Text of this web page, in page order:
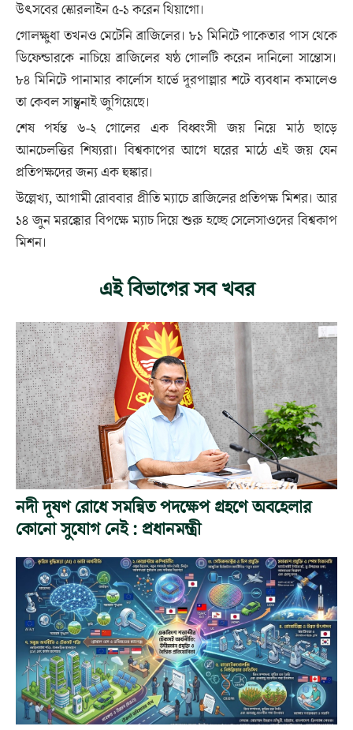
উৎসবের স্কোরলাইন ৫-১ করেন থিয়াগো।
গোলক্ষুধা তখনও মেটেনি ব্রাজিলের। ৮১ মিনিটে পাকেতার পাস থেকে
ডিফেন্ডারকে নাচিয়ে ব্রাজিলের ষষ্ঠ গোলটি করেন দানিলো সান্তোস।
৮৪ মিনিটে পানামার কার্লোস হার্ভে দূরপাল্লার শটে ব্যবধান কমালেও
তা কেবল সান্ত্বনাই জুগিয়েছে।
শেষ পর্যন্ত ৬-২ গোলের এক বিধ্বংসী জয় নিয়ে মাঠ ছাড়ে
আনচেলত্তির শিষ্যরা। বিশ্বকাপের আগে ঘরের মাঠে এই জয় যেন
প্রতিপক্ষদের জন্য এক হুঙ্কার।
উল্লেখ্য, আগামী রোববার প্রীতি ম্যাচে ব্রাজিলের প্রতিপক্ষ মিশর। আর
১৪ জুন মরক্কোর বিপক্ষে ম্যাচ দিয়ে শুরু হচ্ছে সেলেসাওদের বিশ্বকাপ
মিশন।
এই বিভাগের সব খবর
নদী দূষণ রোধে সমন্বিত পদক্ষেপ গ্রহণে অবহেলার
কোনো সুযোগ নেই : প্রধানমন্ত্রী